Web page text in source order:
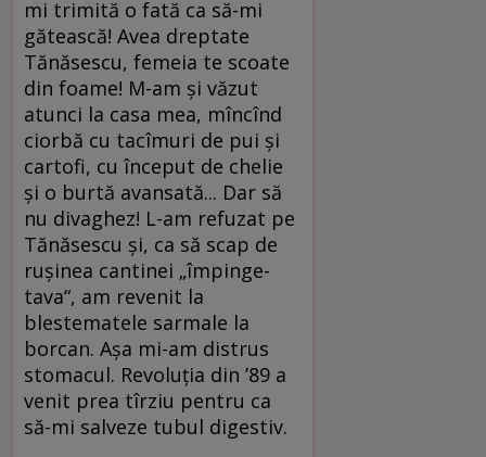
mi trimită o fată ca să-mi
gătească! Avea dreptate
Tănăsescu, femeia te scoate
din foame! M-am şi văzut
atunci la casa mea, mîncînd
ciorbă cu tacîmuri de pui şi
cartofi, cu început de chelie
şi o burtă avansată... Dar să
nu divaghez! L-am refuzat pe
Tănăsescu şi, ca să scap de
ruşinea cantinei „împinge-
tava“, am revenit la
blestematele sarmale la
borcan. Aşa mi-am distrus
stomacul. Revoluţia din ’89 a
venit prea tîrziu pentru ca
să-mi salveze tubul digestiv.